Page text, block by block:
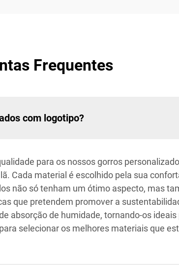
Frequentes
com logotipo?
para os nossos gorros
Cada material é escolhido pela sua
não só tenham um ótimo aspecto, mas
que pretendem promover a
absorção de humidade, tornando-os
selecionar os melhores materiais que